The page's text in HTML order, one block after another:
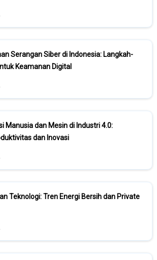
Serangan Siber di Indonesia: Langkah-
Keamanan Digital
Manusia dan Mesin di Industri 4.0:
dan Inovasi
Teknologi: Tren Energi Bersih dan Private